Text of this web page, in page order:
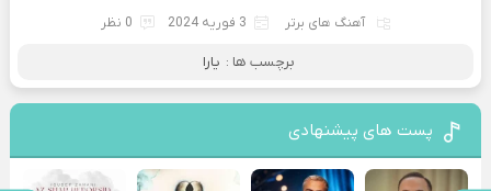
آهنگ های برتر 3 فوریه 2024 0 نظر
برچسب ها : یارا
پست های پیشنهادی